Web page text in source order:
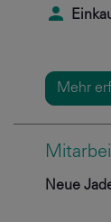
Mehr
Neue